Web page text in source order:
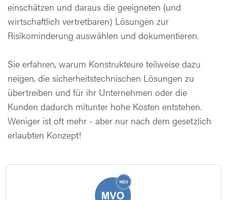
einschätzen und daraus die geeigneten (und
wirtschaftlich vertretbaren) Lösungen zur
Risikominderung auswählen und dokumentieren.
Sie erfahren, warum Konstrukteure teilweise dazu
neigen, die sicherheitstechnischen Lösungen zu
übertreiben und für ihr Unternehmen oder die
Kunden dadurch mitunter hohe Kosten entstehen.
Weniger ist oft mehr - aber nur nach dem gesetzlich
erlaubten Konzept!